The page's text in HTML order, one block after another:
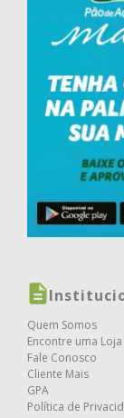
Quem Somos
Encontre uma Loja
Fale Conosco
Cliente Mais
GPA
Política de